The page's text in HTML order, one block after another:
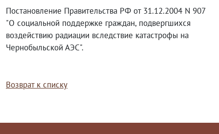
Постановление Правительства РФ от 31.12.2004 N 907
"О социальной поддержке граждан, подвергшихся
воздействию радиации вследствие катастрофы на
Чернобыльской АЭС".
Возврат к списку